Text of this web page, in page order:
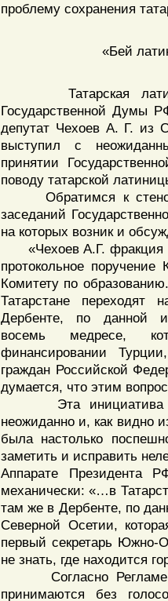
проблему сохранения
«Бей
Татарская
Государственной Думы
депутат Чехоев А. Г. из
выступил с
принятии
поводу татарской
Обратимся к
заседаний
на которых возник и
«Чехоев А.Г. фракция
протокольное
Комитету по
Татарстане
Дербенте, по данной
восемь медресе,
финансировании
граждан Российской
думается, что этим
Эта инициатива от
неожиданно и, как видно
была настолько
заметить и исправить
Аппарате Президента
механически: «…в
там же в Дербенте, по
Северной Осетии,
первый секретарь Южно-
не знать, где находится
Согласно
принимаются без